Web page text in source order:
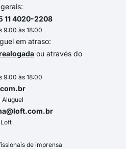
11 4020-2208
9:00 às 18:00
em atraso:
ou através do
9:00 às 18:00
Aluguel
de imprensa